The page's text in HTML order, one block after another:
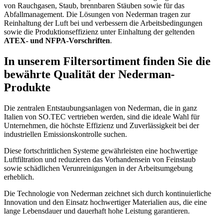
von Rauchgasen, Staub, brennbaren Stäuben sowie für das
Abfallmanagement. Die Lösungen von Nederman tragen zur
Reinhaltung der Luft bei und verbessern die Arbeitsbedingungen
sowie die Produktionseffizienz unter Einhaltung der geltenden
ATEX- und NFPA-Vorschriften.
In unserem Filtersortiment finden Sie die
bewährte Qualität der Nederman-
Produkte
Die zentralen Entstaubungsanlagen von Nederman, die in ganz
Italien von SO.TEC vertrieben werden, sind die ideale Wahl für
Unternehmen, die höchste Effizienz und Zuverlässigkeit bei der
industriellen Emissionskontrolle suchen.
Diese fortschrittlichen Systeme gewährleisten eine hochwertige
Luftfiltration und reduzieren das Vorhandensein von Feinstaub
sowie schädlichen Verunreinigungen in der Arbeitsumgebung
erheblich.
Die Technologie von Nederman zeichnet sich durch kontinuierliche
Innovation und den Einsatz hochwertiger Materialien aus, die eine
lange Lebensdauer und dauerhaft hohe Leistung garantieren.